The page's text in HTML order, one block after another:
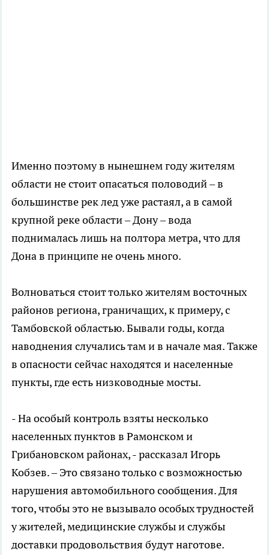
Именно поэтому в нынешнем году жителям
области не стоит опасаться половодий – в
большинстве рек лед уже растаял, а в самой
крупной реке области – Дону – вода
поднималась лишь на полтора метра, что для
Дона в принципе не очень много.
Волноваться стоит только жителям восточных
районов региона, граничащих, к примеру, с
Тамбовской областью. Бывали годы, когда
наводнения случались там и в начале мая. Также
в опасности сейчас находятся и населенные
пункты, где есть низководные мосты.
- На особый контроль взяты несколько
населенных пунктов в Рамонском и
Грибановском районах, - рассказал Игорь
Кобзев. – Это связано только с возможностью
нарушения автомобильного сообщения. Для
того, чтобы это не вызывало особых трудностей
у жителей, медицинские службы и службы
доставки продовольствия будут наготове.